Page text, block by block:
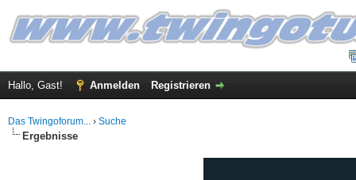
Hallo, Gast! Anmelden Registrieren
Das Twingoforum... › Suche
Ergebnisse